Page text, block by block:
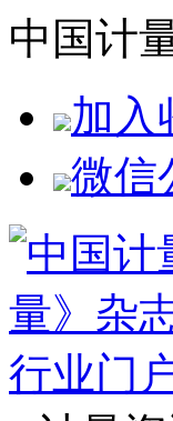
中国计
加入
微信